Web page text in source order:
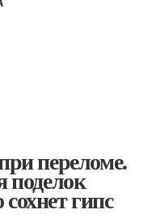
переломе.
поделок
гипс